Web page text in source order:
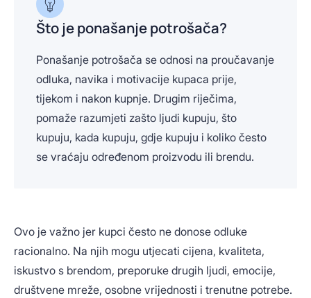
Što je ponašanje potrošača?
Ponašanje potrošača se odnosi na proučavanje
odluka, navika i motivacije kupaca prije,
tijekom i nakon kupnje. Drugim riječima,
pomaže razumjeti zašto ljudi kupuju, što
kupuju, kada kupuju, gdje kupuju i koliko često
se vraćaju određenom proizvodu ili brendu.
Ovo je važno jer kupci često ne donose odluke
racionalno. Na njih mogu utjecati cijena, kvaliteta,
iskustvo s brendom, preporuke drugih ljudi, emocije,
društvene mreže, osobne vrijednosti i trenutne potrebe.